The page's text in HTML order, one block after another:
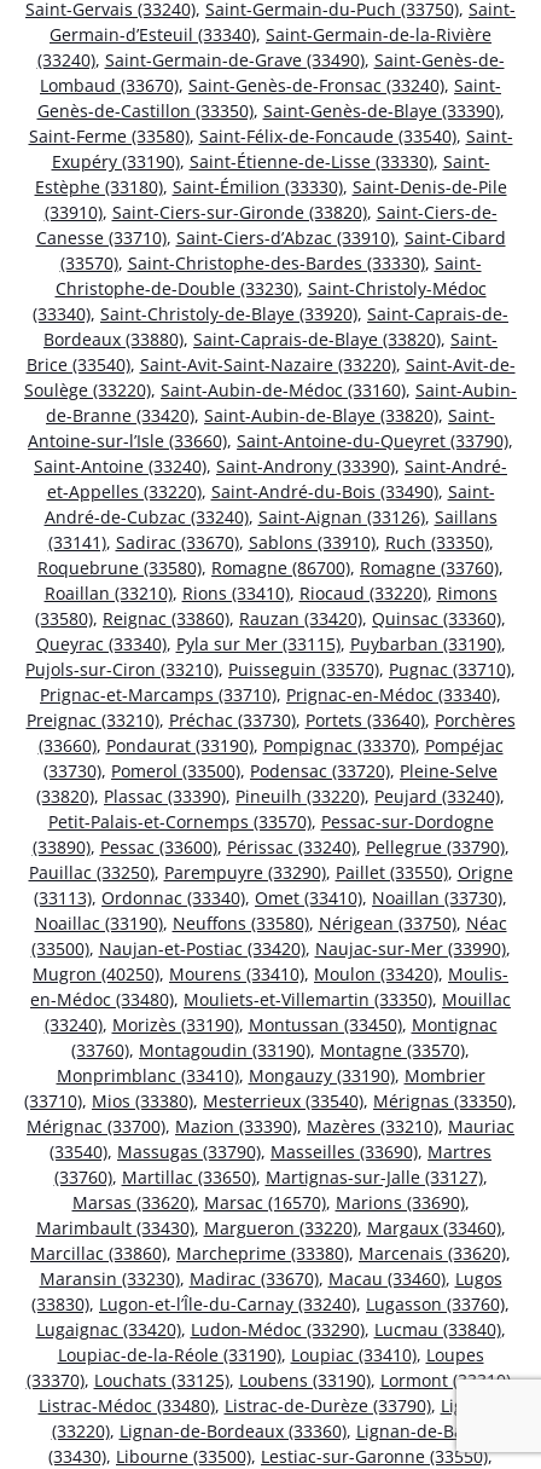
Saint-Gervais (33240), Saint-Germain-du-Puch (33750), Saint-
Germain-d’Esteuil (33340), Saint-Germain-de-la-Rivière
(33240), Saint-Germain-de-Grave (33490), Saint-Genès-de-
Lombaud (33670), Saint-Genès-de-Fronsac (33240), Saint-
Genès-de-Castillon (33350), Saint-Genès-de-Blaye (33390),
Saint-Ferme (33580), Saint-Félix-de-Foncaude (33540), Saint-
Exupéry (33190), Saint-Étienne-de-Lisse (33330), Saint-
Estèphe (33180), Saint-Émilion (33330), Saint-Denis-de-Pile
(33910), Saint-Ciers-sur-Gironde (33820), Saint-Ciers-de-
Canesse (33710), Saint-Ciers-d’Abzac (33910), Saint-Cibard
(33570), Saint-Christophe-des-Bardes (33330), Saint-
Christophe-de-Double (33230), Saint-Christoly-Médoc
(33340), Saint-Christoly-de-Blaye (33920), Saint-Caprais-de-
Bordeaux (33880), Saint-Caprais-de-Blaye (33820), Saint-
Brice (33540), Saint-Avit-Saint-Nazaire (33220), Saint-Avit-de-
Soulège (33220), Saint-Aubin-de-Médoc (33160), Saint-Aubin-
de-Branne (33420), Saint-Aubin-de-Blaye (33820), Saint-
Antoine-sur-l’Isle (33660), Saint-Antoine-du-Queyret (33790),
Saint-Antoine (33240), Saint-Androny (33390), Saint-André-
et-Appelles (33220), Saint-André-du-Bois (33490), Saint-
André-de-Cubzac (33240), Saint-Aignan (33126), Saillans
(33141), Sadirac (33670), Sablons (33910), Ruch (33350),
Roquebrune (33580), Romagne (86700), Romagne (33760),
Roaillan (33210), Rions (33410), Riocaud (33220), Rimons
(33580), Reignac (33860), Rauzan (33420), Quinsac (33360),
Queyrac (33340), Pyla sur Mer (33115), Puybarban (33190),
Pujols-sur-Ciron (33210), Puisseguin (33570), Pugnac (33710),
Prignac-et-Marcamps (33710), Prignac-en-Médoc (33340),
Preignac (33210), Préchac (33730), Portets (33640), Porchères
(33660), Pondaurat (33190), Pompignac (33370), Pompéjac
(33730), Pomerol (33500), Podensac (33720), Pleine-Selve
(33820), Plassac (33390), Pineuilh (33220), Peujard (33240),
Petit-Palais-et-Cornemps (33570), Pessac-sur-Dordogne
(33890), Pessac (33600), Périssac (33240), Pellegrue (33790),
Pauillac (33250), Parempuyre (33290), Paillet (33550), Origne
(33113), Ordonnac (33340), Omet (33410), Noaillan (33730),
Noaillac (33190), Neuffons (33580), Nérigean (33750), Néac
(33500), Naujan-et-Postiac (33420), Naujac-sur-Mer (33990),
Mugron (40250), Mourens (33410), Moulon (33420), Moulis-
en-Médoc (33480), Mouliets-et-Villemartin (33350), Mouillac
(33240), Morizès (33190), Montussan (33450), Montignac
(33760), Montagoudin (33190), Montagne (33570),
Monprimblanc (33410), Mongauzy (33190), Mombrier
(33710), Mios (33380), Mesterrieux (33540), Mérignas (33350),
Mérignac (33700), Mazion (33390), Mazères (33210), Mauriac
(33540), Massugas (33790), Masseilles (33690), Martres
(33760), Martillac (33650), Martignas-sur-Jalle (33127),
Marsas (33620), Marsac (16570), Marions (33690),
Marimbault (33430), Margueron (33220), Margaux (33460),
Marcillac (33860), Marcheprime (33380), Marcenais (33620),
Maransin (33230), Madirac (33670), Macau (33460), Lugos
(33830), Lugon-et-l’Île-du-Carnay (33240), Lugasson (33760),
Lugaignac (33420), Ludon-Médoc (33290), Lucmau (33840),
Loupiac-de-la-Réole (33190), Loupiac (33410), Loupes
(33370), Louchats (33125), Loubens (33190), Lormont (33310),
Listrac-Médoc (33480), Listrac-de-Durèze (33790), Ligueux
(33220), Lignan-de-Bordeaux (33360), Lignan-de-Bazas
(33430), Libourne (33500), Lestiac-sur-Garonne (33550),